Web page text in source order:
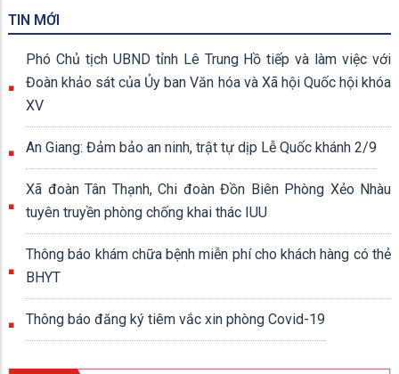
TIN MỚI
Phó Chủ tịch UBND tỉnh Lê Trung Hồ tiếp và làm việc với
Đoàn khảo sát của Ủy ban Văn hóa và Xã hội Quốc hội khóa
XV
An Giang: Đảm bảo an ninh, trật tự dịp Lễ Quốc khánh 2/9
Xã đoàn Tân Thạnh, Chi đoàn Đồn Biên Phòng Xẻo Nhàu
tuyên truyền phòng chống khai thác IUU
Thông báo khám chữa bệnh miễn phí cho khách hàng có thẻ
BHYT
Thông báo đăng ký tiêm vắc xin phòng Covid-19